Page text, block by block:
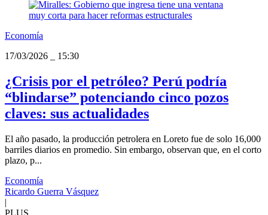
Economía
17/03/2026
15:30
¿Crisis por el petróleo? Perú podría
“blindarse” potenciando cinco pozos
claves: sus actualidades
El año pasado, la producción petrolera en Loreto fue de solo 16,000
barriles diarios en promedio. Sin embargo, observan que, en el corto
plazo, p...
Economía
Ricardo Guerra Vásquez
|
PLUS